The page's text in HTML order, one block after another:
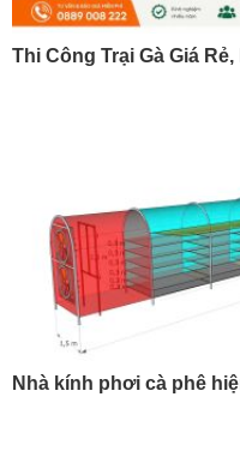
Thi Công Trại Gà Giá
Nhà kính phơi cà phê